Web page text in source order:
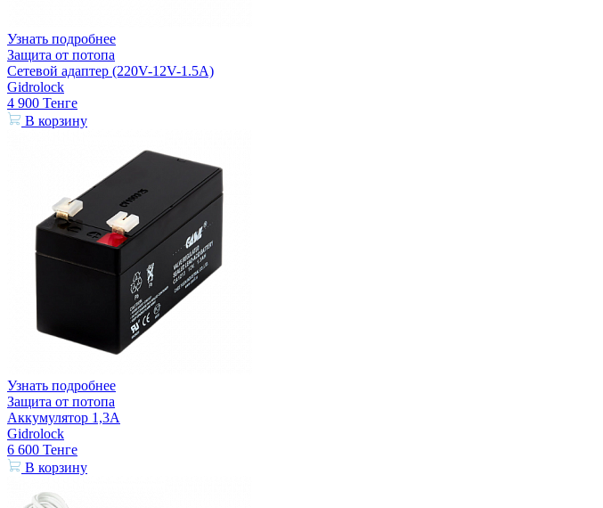
Узнать подробнее
Защита от потопа
Сетевой адаптер (220V-12V-1.5A)
Gidrolock
4 900 Тенге
В корзину
Узнать подробнее
Защита от потопа
Аккумулятор 1,3А
Gidrolock
6 600 Тенге
В корзину